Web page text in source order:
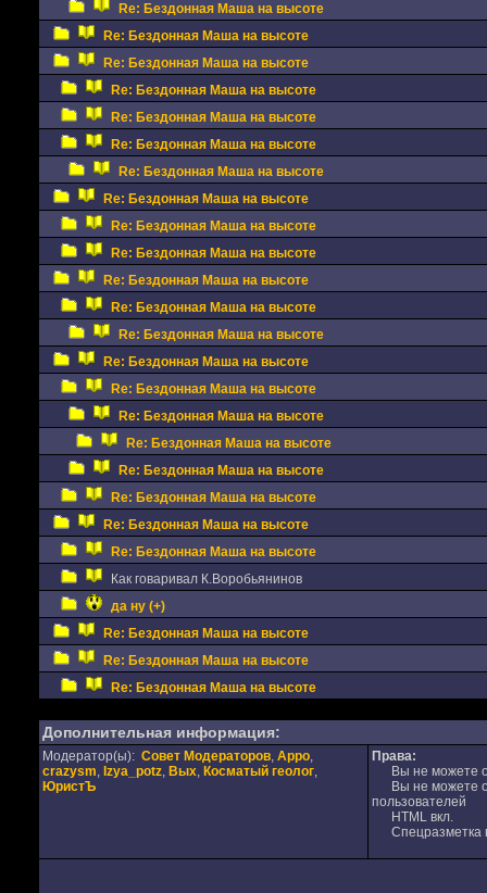
Re: Бездонная Маша на высоте
Re: Бездонная Маша на высоте
Re: Бездонная Маша на высоте
Re: Бездонная Маша на высоте
Re: Бездонная Маша на высоте
Re: Бездонная Маша на высоте
Re: Бездонная Маша на высоте
Re: Бездонная Маша на высоте
Re: Бездонная Маша на высоте
Re: Бездонная Маша на высоте
Re: Бездонная Маша на высоте
Re: Бездонная Маша на высоте
Re: Бездонная Маша на высоте
Re: Бездонная Маша на высоте
Re: Бездонная Маша на высоте
Re: Бездонная Маша на высоте
Re: Бездонная Маша на высоте
Re: Бездонная Маша на высоте
Re: Бездонная Маша на высоте
Re: Бездонная Маша на высоте
Re: Бездонная Маша на высоте
Как говаривал К.Воробьянинов
да ну (+)
Re: Бездонная Маша на высоте
Re: Бездонная Маша на высоте
Re: Бездонная Маша на высоте
Дополнительная информация:
Модератор(ы): Совет Модераторов, Appo,
crazysm, Izya_potz, Вых, Косматый геолог,
ЮристЪ
Права:
Вы не можете
Вы не можете
пользователей
HTML вкл.
Спецразметка